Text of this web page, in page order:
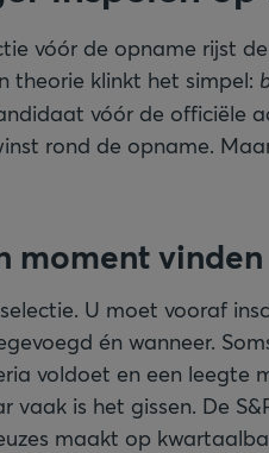
vóór de opname rijst
theorie klinkt het simpel:
vóór de officiële
rond de opname.
moment vinden
U moet vooraf
én wanneer.
voldoet en een leegte
vaak is het gissen. De
maakt op